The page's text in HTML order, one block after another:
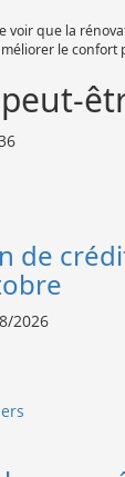
voir que la
le
de
2026